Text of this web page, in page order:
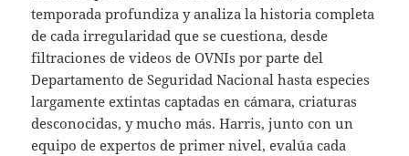
temporada profundiza y analiza la historia completa
de cada irregularidad que se cuestiona, desde
filtraciones de videos de OVNIs por parte del
Departamento de Seguridad Nacional hasta especies
largamente extintas captadas en cámara, criaturas
desconocidas, y mucho más. Harris, junto con un
equipo de expertos de primer nivel, evalúa cada